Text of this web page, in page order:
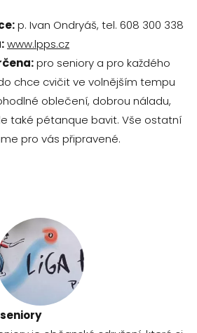
p. Ivan Ondryáš, tel. 608 300 338
www.lpps.cz
pro seniory a pro každého
chce cvičit ve volnějším tempu
oblečení, dobrou náladu,
také pétanque bavit. Vše ostatní
pro vás připravené.